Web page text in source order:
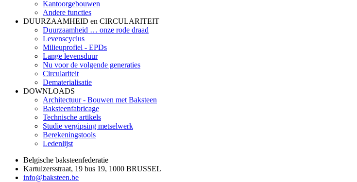
Kantoorgebouwen
Andere functies
DUURZAAMHEID en CIRCULARITEIT
Duurzaamheid … onze rode draad
Levenscyclus
Milieuprofiel - EPDs
Lange levensduur
Nu voor de volgende generaties
Circulariteit
Dematerialisatie
DOWNLOADS
Architectuur - Bouwen met Baksteen
Baksteenfabricage
Technische artikels
Studie vergipsing metselwerk
Berekeningstools
Ledenlijst
Belgische baksteenfederatie
Kartuizersstraat, 19 bus 19, 1000 BRUSSEL
info@baksteen.be